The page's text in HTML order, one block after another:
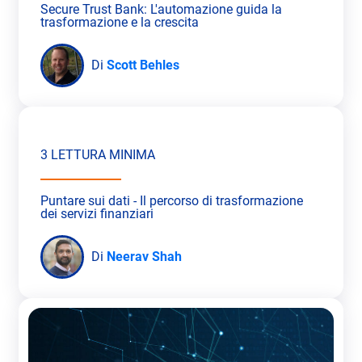
Secure Trust Bank: L'automazione guida la
trasformazione e la crescita
Di Scott Behles
3 LETTURA MINIMA
Puntare sui dati - Il percorso di trasformazione
dei servizi finanziari
Di Neerav Shah